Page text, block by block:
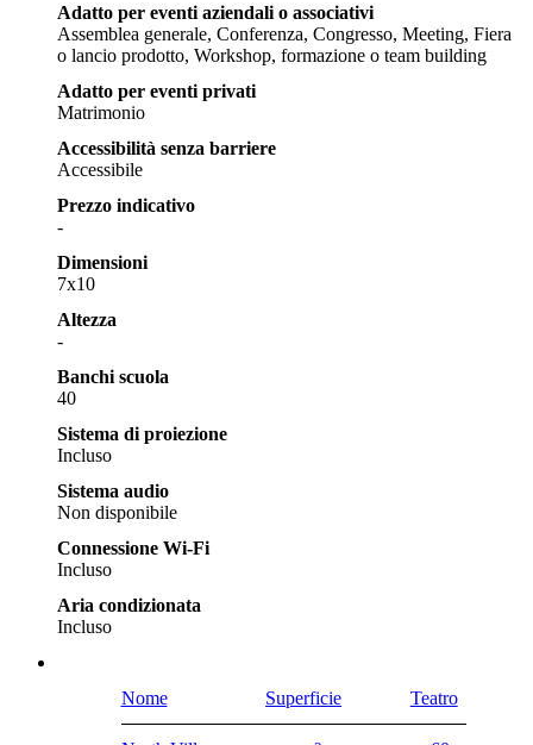
Adatto per eventi aziendali o associativi
Assemblea generale, Conferenza, Congresso, Meeting, Fiera
o lancio prodotto, Workshop, formazione o team building
Adatto per eventi privati
Matrimonio
Accessibilità senza barriere
Accessibile
Prezzo indicativo
-
Dimensioni
7x10
Altezza
-
Banchi scuola
40
Sistema di proiezione
Incluso
Sistema audio
Non disponibile
Connessione Wi-Fi
Incluso
Aria condizionata
Incluso
Nome Superficie Teatro